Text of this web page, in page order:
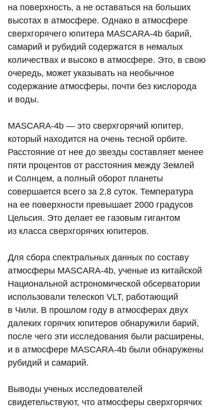
на поверхность, а не оставаться на больших
высотах в атмосфере. Однако в атмосфере
сверхгорячего юпитера MASCARA-4b барий,
самарий и рубидий содержатся в немалых
количествах и высоко в атмосфере. Это, в свою
очередь, может указывать на необычное
содержание атмосферы, почти без кислорода
и воды.
MASCARA-4b — это сверхгорячий юпитер,
который находится на очень тесной орбите.
Расстояние от нее до звезды составляет менее
пяти процентов от расстояния между Землей
и Солнцем, а полный оборот планеты
совершается всего за 2,8 суток. Температура
на ее поверхности превышает 2000 градусов
Цельсия. Это делает ее газовым гигантом
из класса сверхгорячих юпитеров.
Для сбора спектральных данных по составу
атмосферы MASCARA-4b, ученые из китайской
Национальной астрономической обсерватории
использовали телескоп VLT, работающий
в Чили. В прошлом году в атмосферах двух
далеких горячих юпитеров обнаружили барий,
после чего эти исследования были расширены,
и в атмосфере MASCARA-4b были обнаружены
рубидий и самарий.
Выводы ученых исследователей
свидетельствуют, что атмосферы сверхгорячих